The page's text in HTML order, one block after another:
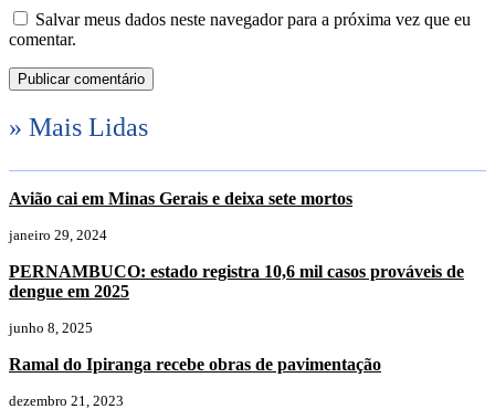
Salvar meus dados neste navegador para a próxima vez que eu
comentar.
» Mais Lidas
Avião cai em Minas Gerais e deixa sete mortos
janeiro 29, 2024
PERNAMBUCO: estado registra 10,6 mil casos prováveis de
dengue em 2025
junho 8, 2025
Ramal do Ipiranga recebe obras de pavimentação
dezembro 21, 2023